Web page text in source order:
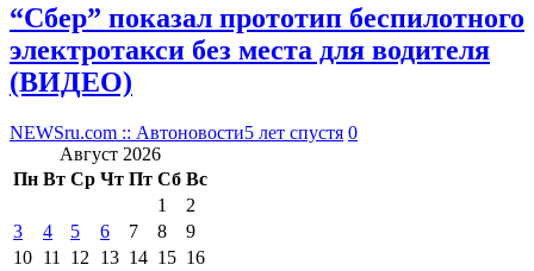
“Сбер” показал прототип беспилотного
электротакси без места для водителя
(ВИДЕО)
NEWSru.com :: Автоновости5 лет спустя 0
Август 2026
Пн Вт Ср Чт Пт Сб Вс
1
2
3
4 5 6 7 8
9
10 11 12 13 14 15 16